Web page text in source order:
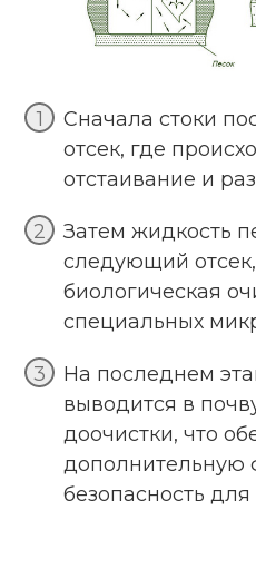
Сначала стоки
отсек, где
отстаивание и
Затем жидкость
следующий
биологическая
специальных
На последнем
выводится в
доочистки, что
дополнительную
безопасность